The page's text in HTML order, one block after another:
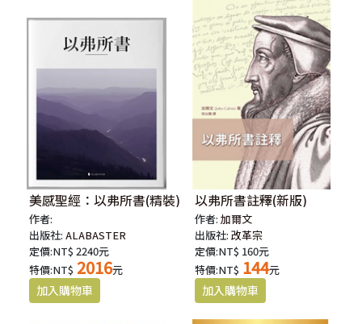
美感聖經：以弗所書(精裝)
作者:
出版社:ALABASTER
定價:NT$ 2240元
特價:NT$ 2016元
以弗所書註釋(新版)
作者:加爾文
出版社:改革宗
定價:NT$ 160元
特價:NT$ 144元